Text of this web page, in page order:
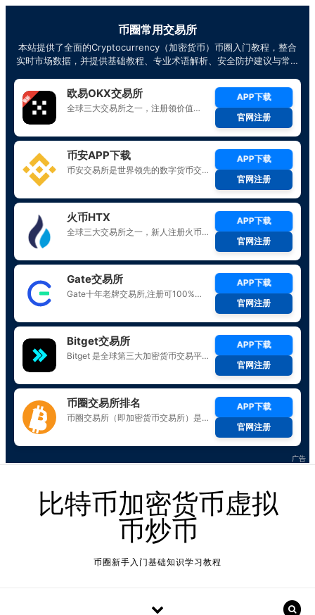
比特币加密货币虚拟
币炒币
币圈新手入门基础知识学习教程